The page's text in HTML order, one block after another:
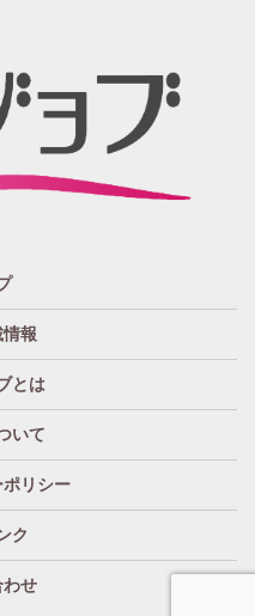
求人情報から意味深長な
眺めてるだけ、という通り
な情報たちを掲載する場所
を実現、もっと広く発信
サービスを2016年10月よ
？
として運営されておりま
らいのアクセスがある
型広告や特殊な広告まで
載しています。外部から
ますが、例えば＜①既存店
から新しく開店を希望す
報
とは
いて
リシー
ク
わせ